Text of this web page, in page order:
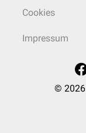
Cookies
Impressum
© 2026